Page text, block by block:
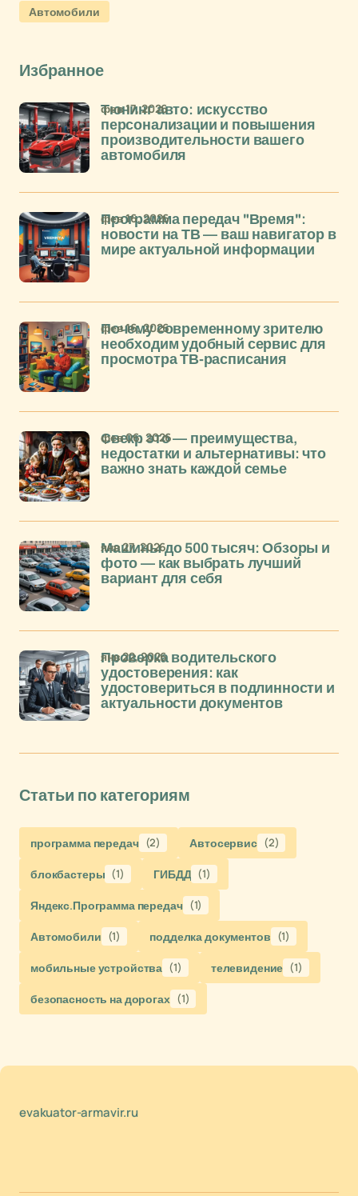
Автомобили
Избранное
Тюнинг авто: искусство
персонализации и повышения
производительности вашего
автомобиля
фев 17, 2026
Программа передач "Время":
новости на ТВ — ваш навигатор в
мире актуальной информации
фев 16, 2026
Почему современному зрителю
необходим удобный сервис для
просмотра ТВ-расписания
фев 16, 2026
Свекр это — преимущества,
недостатки и альтернативы: что
важно знать каждой семье
фев 06, 2026
Машины до 500 тысяч: Обзоры и
фото — как выбрать лучший
вариант для себя
янв 27, 2026
Проверка водительского
удостоверения: как
удостовериться в подлинности и
актуальности документов
янв 22, 2026
Статьи по категориям
программа передач (2) Автосервис (2)
блокбастеры (1) ГИБДД (1)
Яндекс.Программа передач (1)
Автомобили (1) подделка документов (1)
мобильные устройства (1) телевидение (1)
безопасность на дорогах (1)
evakuator-armavir.ru